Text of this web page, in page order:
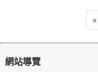
«
網站導覽